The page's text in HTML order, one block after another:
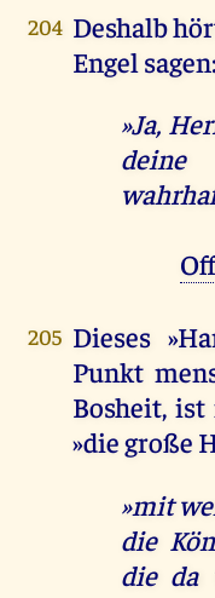
204 Deshalb
Engel sagen:
»Ja,
205 Dieses
Punkt
Bosheit,
»die große
»mit
die
die da